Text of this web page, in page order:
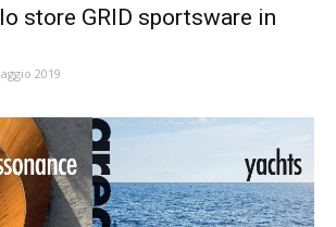
store GRID sportsware in
2019